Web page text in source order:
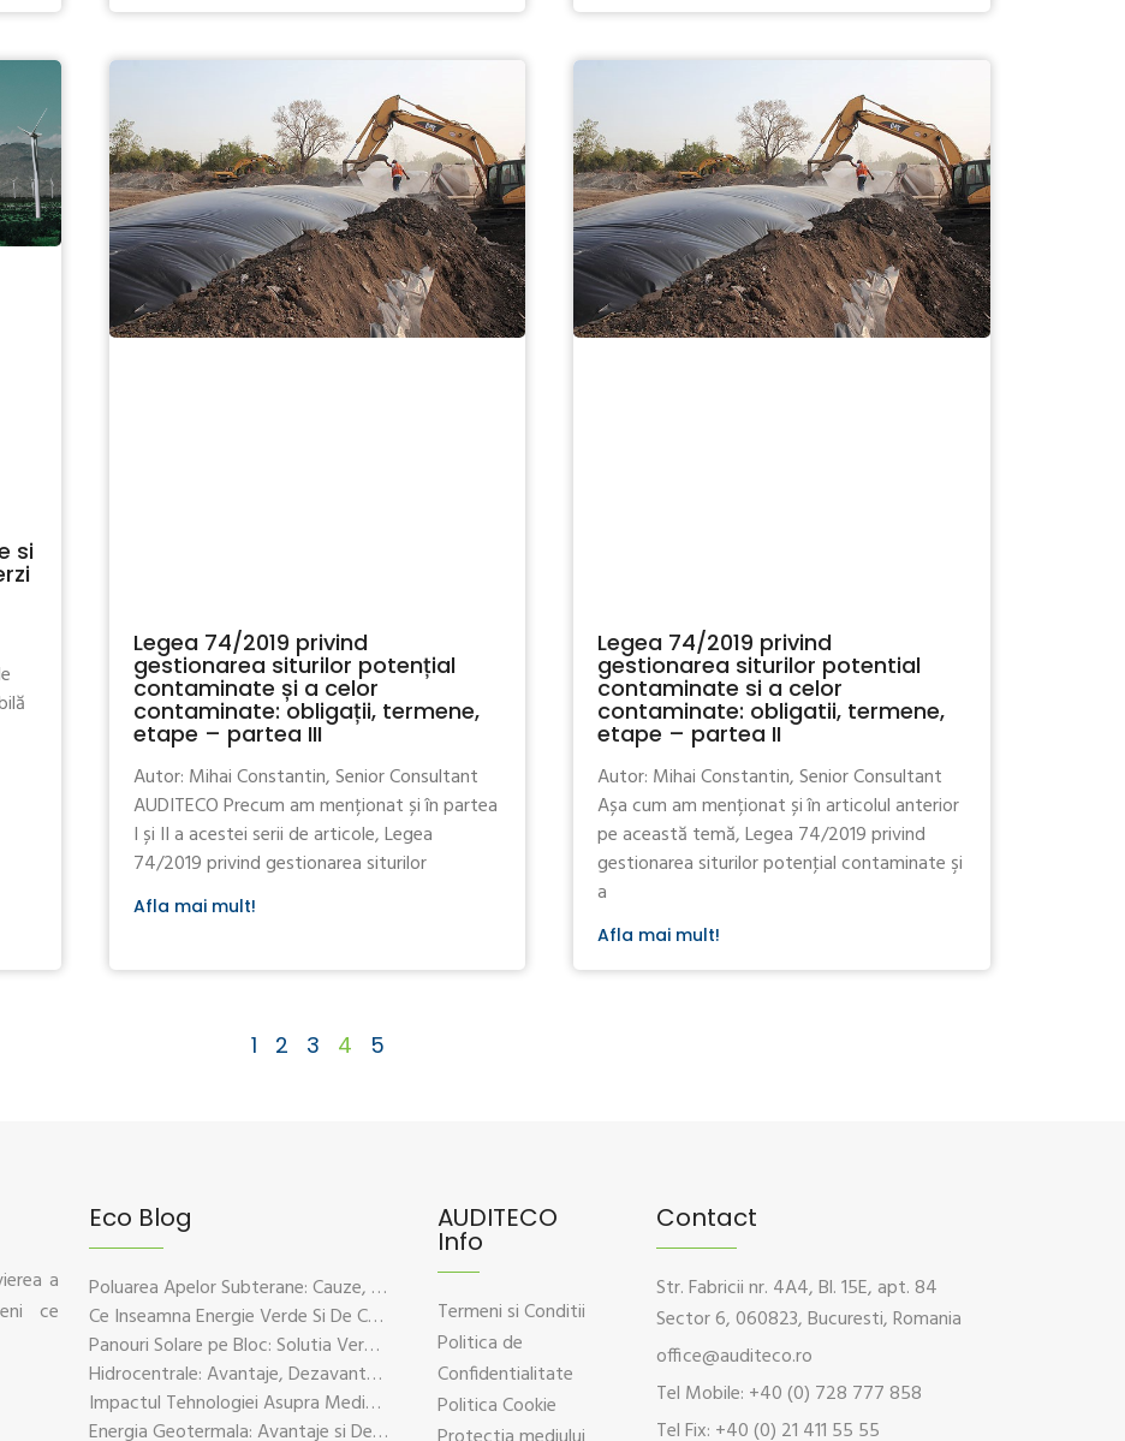
si
Legea 74/2019 privind
gestionarea siturilor potențial
contaminate și a celor
contaminate: obligații, termene,
etape – partea III
Autor: Mihai Constantin, Senior Consultant
AUDITECO Precum am menționat și în partea
I și II a acestei serii de articole, Legea
74/2019 privind gestionarea siturilor
Afla mai mult!
Legea 74/2019 privind
gestionarea siturilor potential
contaminate si a celor
contaminate: obligatii, termene,
etape – partea II
Autor: Mihai Constantin, Senior Consultant
Așa cum am menționat și în articolul anterior
pe această temă, Legea 74/2019 privind
gestionarea siturilor potenţial contaminate şi
a
Afla mai mult!
1 2 3 4 5
a
ce
Eco Blog
Poluarea Apelor Subterane: Cauze, Efecte Si Solutii De Prevenire
Ce Inseamna Energie Verde Si De Ce Este Esentiala Pentru Viitorul Planetei
Panouri Solare pe Bloc: Solutia Verde Pentru Energie Durabila
Hidrocentrale: Avantaje, Dezavantaje si Impactul Asupra Mediului
Impactul Tehnologiei Asupra Mediului – Provocari si Solutii Sustenabile
Energia Geotermala: Avantaje si Dezavantaje Explicate pe Intelesul Tuturor
AUDITECO
Info
Termeni si Conditii
Politica de
Confidentialitate
Politica Cookie
Contact
Str. Fabricii nr. 4A4, Bl. 15E, apt. 84
Sector 6, 060823, Bucuresti, Romania
office@auditeco.ro
Tel Mobile: +40 (0) 728 777 858
Tel Fix: +40 (0) 21 411 55 55